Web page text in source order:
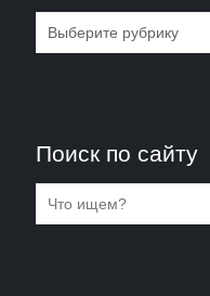
Рубрики
Поиск по сайту